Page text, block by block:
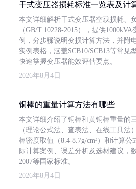
干式变压器损耗标准一览表及计
本文详细解析干式变压器空载损耗、
（GB/T 10228-2015），提供
例，分步骤说明变损计算方法，并附
实例表格，涵盖SCB10/SCB13等常见
快速掌握变压器能效评估要点。
2026年8月4日
铜棒的重量计算方法有哪些
本文详细介绍了铜棒和黄铜棒重量的
（理论公式法、查表法、在线工具法
棒密度取值（8.4-8.7g/cm³）和计算
际计算案例、误差分析及选材建议，
2007等国家标准。
2026年8月4日